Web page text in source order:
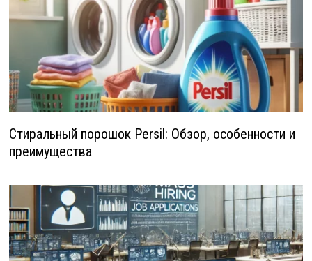
Стиральный порошок Persil: Обзор, особенности и
преимущества